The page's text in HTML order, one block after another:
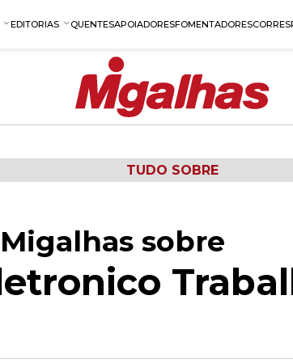
EDITORIAS QUENTESAPOIADORESFOMENTADORES
TUDO SOBRE
sobre